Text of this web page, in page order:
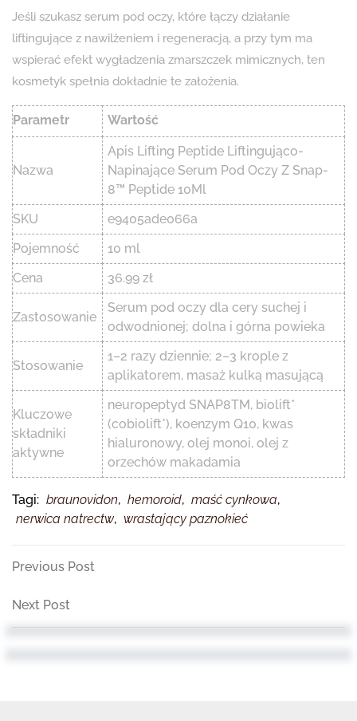
Jeśli szukasz serum pod oczy, które łączy działanie
liftingujące z nawilżeniem i regeneracją, a przy tym ma
wspierać efekt wygładzenia zmarszczek mimicznych, ten
kosmetyk spełnia dokładnie te założenia.
Parametr Wartość
Nazwa
Apis Lifting Peptide Liftingująco-
Napinające Serum Pod Oczy Z Snap-
8™ Peptide 10Ml
SKU
e9405ade066a
Pojemność
10 ml
Cena
36.99 zł
Zastosowanie
Serum pod oczy dla cery suchej i
odwodnionej; dolna i górna powieka
Stosowanie
1–2 razy dziennie; 2–3 krople z
aplikatorem, masaż kulką masującą
Kluczowe
składniki
aktywne
neuropeptyd SNAP8TM, biolift*
(cobiolift*), koenzym Q10, kwas
hialuronowy, olej monoi, olej z
orzechów makadamia
Tagi: braunovidon, hemoroid, maść cynkowa,
nerwica natrectw, wrastający paznokieć
Nawigacja
wpisu
Previous
Previous Post
Next
Next Post